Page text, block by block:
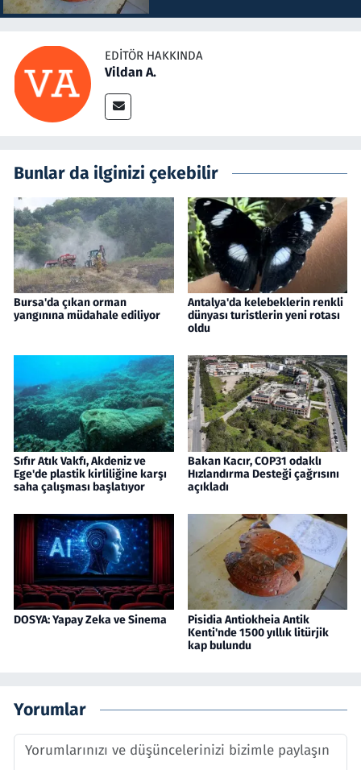
EDITÖR HAKKINDA
Vildan A.
Bunlar da ilginizi çekebilir
Bursa'da çıkan orman
yangınına müdahale ediliyor
Antalya'da kelebeklerin renkli
dünyası turistlerin yeni rotası
oldu
Sıfır Atık Vakfı, Akdeniz ve
Ege'de plastik kirliliğine karşı
saha çalışması başlatıyor
Bakan Kacır, COP31 odaklı
Hızlandırma Desteği çağrısını
açıkladı
DOSYA: Yapay Zeka ve Sinema
Pisidia Antiokheia Antik
Kenti'nde 1500 yıllık litürjik
kap bulundu
Yorumlar